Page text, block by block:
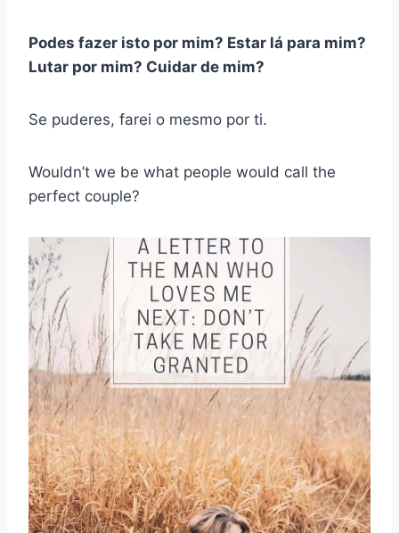
Podes fazer isto por mim? Estar lá para mim?
Lutar por mim? Cuidar de mim?
Se puderes, farei o mesmo por ti.
Wouldn’t we be what people would call the
perfect couple?